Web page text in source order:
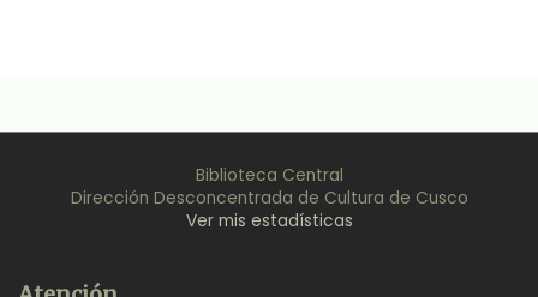
Biblioteca Central
Dirección Desconcentrada de Cultura de Cusco
Ver mis estadísticas